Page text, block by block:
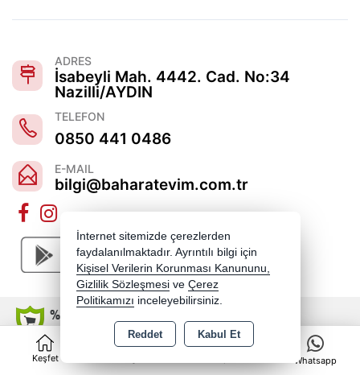
Keşfet
0
Whatsapp
ADRES
İsabeyli Mah. 4442. Cad. No:34
Nazilli/AYDIN
TELEFON
0850 441 0486
E-MAIL
bilgi@baharatevim.com.tr
Copyright 2026 baharatevim.com.tr - Tüm hakları saklıdır.
Kredi kartı bilgileriniz 256bit SSL sertifikası ile korunmaktadır.
İnternet sitemizde çerezlerden
faydalanılmaktadır. Ayrıntılı bilgi için
Kişisel Verilerin Korunması Kanununu,
Gizlilik Sözleşmesi ve Çerez
Politikamızı inceleyebilirsiniz.
Reddet Kabul Et